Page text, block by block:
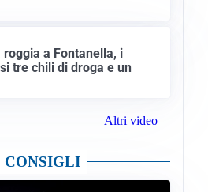
a Fontanella, i
tre chili di droga e un
Altri video
CONSIGLI